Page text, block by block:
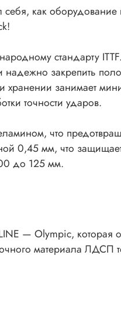
как оборудование
стандарту
надежно закрепить
хранении занимает
точности ударов.
что
0,45 мм, что
до 125 мм.
— Olympic, которая
материала ЛДСП